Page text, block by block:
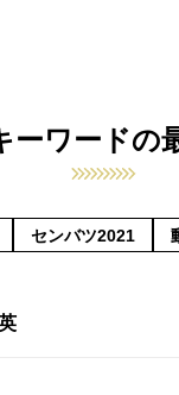
ーワードの
センバツ2021